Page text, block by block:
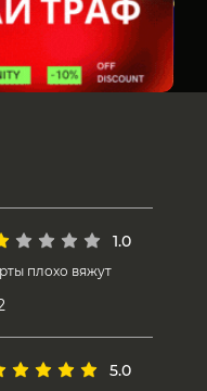
1.0
плохо вяжут
5.0